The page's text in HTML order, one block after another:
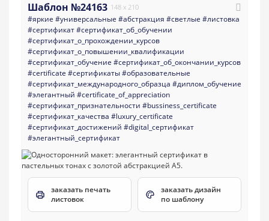
Шаблон №24163 148 x 210
#яркие #универсальные #абстракция #светлые #листовка
#сертификат#сертификат_об_обучении
#сертификат_о_прохождении_курсов
#сертификат_о_повышении_квалификации
#сертификат_обучение #сертификат_об_окончании_курсов
#certificate #сертификаты#образовательные
#сертификат_международного_образца #диплом_обучение
#элегантный #certificate_of_appreciation
#сертификат_признательности #bussiness_certificate
#сертификат_качества #luxury_certificate
#сертификат_достижений #digital_сертификат
#элегантный_сертификат
заказать печать
листовок
заказать дизайн
по шаблону